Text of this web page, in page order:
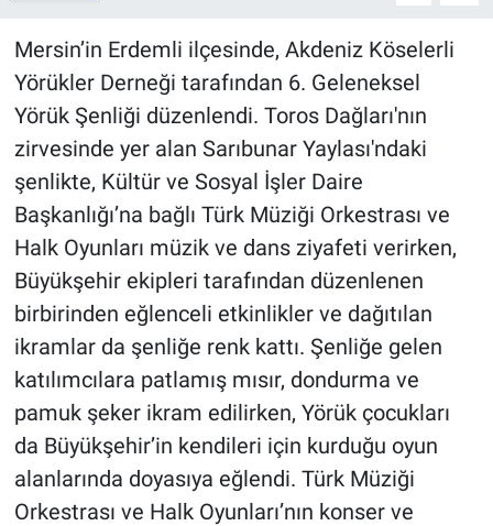
Mersin’in Erdemli ilçesinde, Akdeniz Köselerli
Yörükler Derneği tarafından 6. Geleneksel
Yörük Şenliği düzenlendi. Toros Dağları'nın
zirvesinde yer alan Sarıbunar Yaylası'ndaki
şenlikte, Kültür ve Sosyal İşler Daire
Başkanlığı’na bağlı Türk Müziği Orkestrası ve
Halk Oyunları müzik ve dans ziyafeti verirken,
Büyükşehir ekipleri tarafından düzenlenen
birbirinden eğlenceli etkinlikler ve dağıtılan
ikramlar da şenliğe renk kattı. Şenliğe gelen
katılımcılara patlamış mısır, dondurma ve
pamuk şeker ikram edilirken, Yörük çocukları
da Büyükşehir’in kendileri için kurduğu oyun
alanlarında doyasıya eğlendi. Türk Müziği
Orkestrası ve Halk Oyunları’nın konser ve